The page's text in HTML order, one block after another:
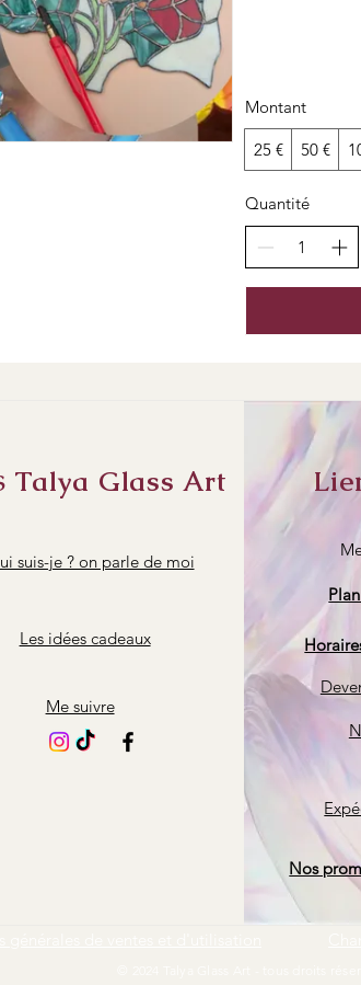
Montant
25 € 50 €
Quantité
Talya Glass Art
suis-je ? on parle de moi
Les idées cadeaux
Me suivre
Nos